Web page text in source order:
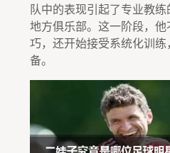
队中的表现引起了专业教
地方俱乐部。这一阶段，
巧，还开始接受系统化训
备。